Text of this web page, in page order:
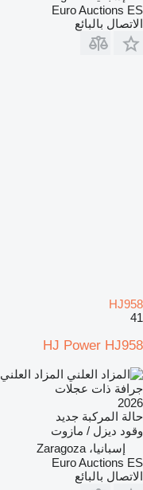
Euro Auctions ES
الاتصال بالبائع
HJ958
41
HJ Power HJ958
المزاد العلني
جرافة ذات عجلات
2026
حالة المركبة جديد
وقود ديزل / مازوت
إسبانيا، Zaragoza
Euro Auctions ES
الاتصال بالبائع